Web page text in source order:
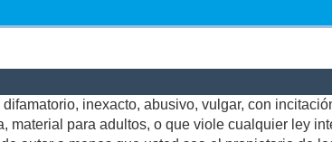
inexacto, abusivo, vulgar, con
para adultos, o que viole cualquier ley